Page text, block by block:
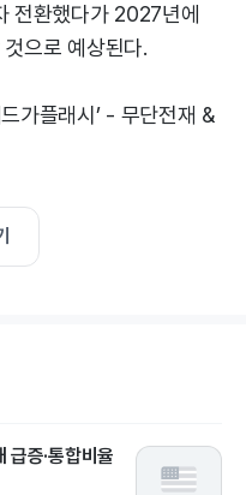
전환했다가 2027년에
으로 예상된다.
가플래시’ - 무단전재 &
증·통합비율